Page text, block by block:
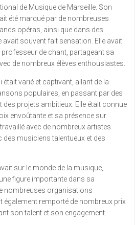
de Musique de Marseille. Son
été marqué par de nombreuses
opéras, ainsi que dans des
souvent fait sensation. Elle avait
de chant, partageant sa
de nombreux élèves enthousiastes.
était varié et captivant, allant de la
populaires, en passant par des
projets ambitieux. Elle était connue
envoûtante et sa présence sur
avec de nombreux artistes
musiciens talentueux et des
sur le monde de la musique,
figure importante dans sa
nombreuses organisations
également remporté de nombreux prix
son talent et son engagement.